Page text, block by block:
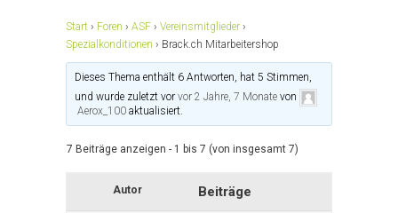
Start › Foren › ASF › Vereinsmitglieder ›
Spezialkonditionen › Brack.ch Mitarbeitershop
Dieses Thema enthält 6 Antworten, hat 5 Stimmen,
und wurde zuletzt vorvor 2 Jahre, 7 Monate von
Aerox_100 aktualisiert.
7 Beiträge anzeigen - 1 bis 7 (von insgesamt 7)
Autor Beiträge